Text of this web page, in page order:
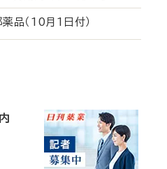
邦薬品（10月1日付）